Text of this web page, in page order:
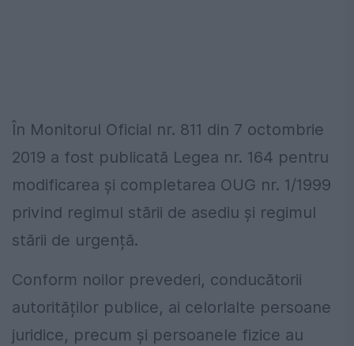
În Monitorul Oficial nr. 811 din 7 octombrie
2019 a fost publicată Legea nr. 164 pentru
modificarea și completarea OUG nr. 1/1999
privind regimul stării de asediu și regimul
stării de urgență.
Conform noilor prevederi, conducătorii
autorităților publice, ai celorlalte persoane
juridice, precum și persoanele fizice au